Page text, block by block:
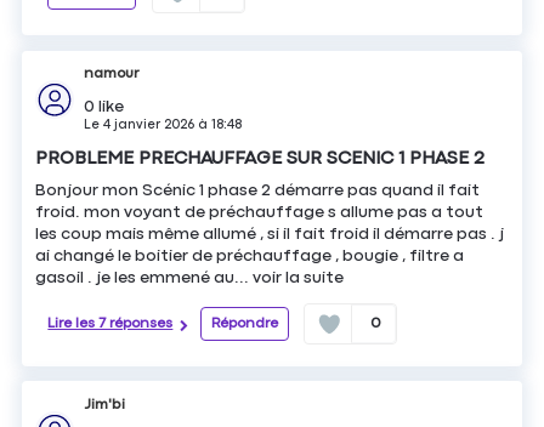
namour
0 like
Le4 janvier 2026 à18:48
PROBLEME PRECHAUFFAGE SUR SCENIC 1 PHASE 2
Bonjour mon Scénic 1 phase 2 démarre pas quand il fait
froid. mon voyant de préchauffage s allume pas a tout
les coup mais même allumé , si il fait froid il démarre pas . j
ai changé le boitier de préchauffage , bougie , filtre a
gasoil . je les emmené au...voir la suite
Lire les 7 réponses Répondre 0
Jim'bi